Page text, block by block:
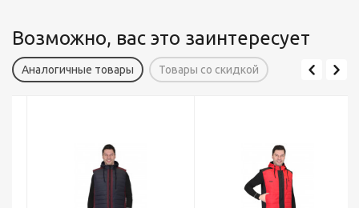
Возможно, вас это заинтересует
Аналогичные товары Товары со скидкой